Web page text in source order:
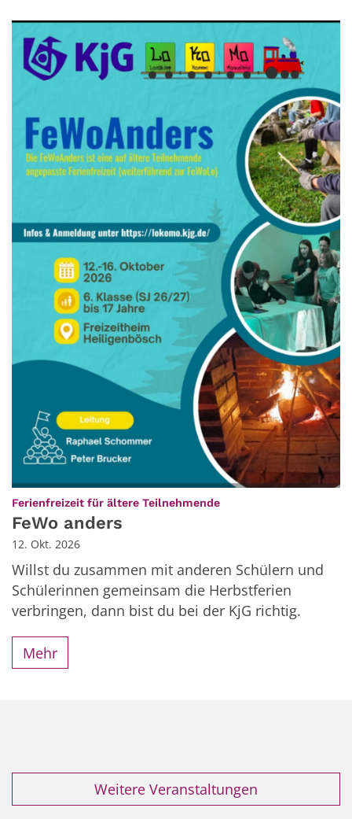
Ferienfreizeit für ältere Teilnehmende:
FeWo anders
12. Okt. 2026
Willst du zusammen mit anderen Schülern und
Schülerinnen gemeinsam die Herbstferien
verbringen, dann bist du bei der KjG richtig.
Mehr
Weitere Veranstaltungen